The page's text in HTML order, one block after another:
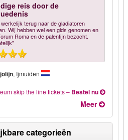
reis door de
terug naar de gladiatoren
Wij hebben wel een gids genomen en
Roma en de palentijn bezocht.
, Ijmuiden
skip the line tickets– Bestel nu
Meer
categorieën